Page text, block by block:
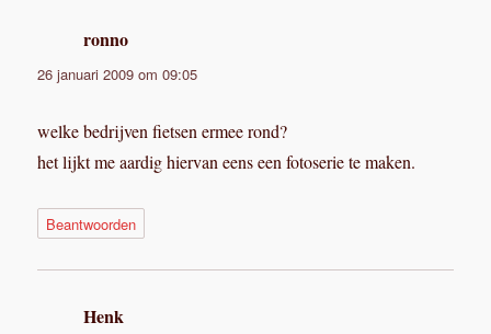
ronno
26 januari 2009 om 09:05
welke bedrijven fietsen ermee rond?
het lijkt me aardig hiervan eens een fotoserie te maken.
Beantwoorden
Henk